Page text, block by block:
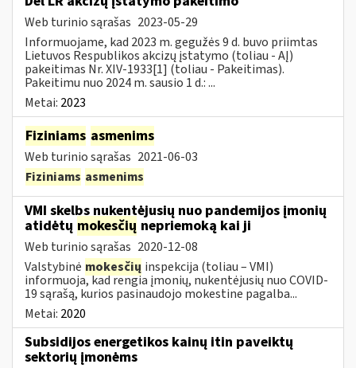
Web turinio sąrašas 2023-05-29
Informuojame, kad 2023 m. gegužės 9 d. buvo priimtas
Lietuvos Respublikos akcizų įstatymo (toliau - AĮ)
pakeitimas Nr. XIV-1933[1] (toliau - Pakeitimas).
Pakeitimu nuo 2024 m. sausio 1 d.: ...
Metai: 2023
Fiziniams asmenims
Web turinio sąrašas 2021-06-03
Fiziniams asmenims
VMI skelbs nukentėjusių nuo pandemijos įmonių
atidėtų mokesčių nepriemoką kai ji
Web turinio sąrašas 2020-12-08
Valstybinė mokesčių inspekcija (toliau – VMI)
informuoja, kad rengia įmonių, nukentėjusių nuo COVID-
19 sąrašą, kurios pasinaudojo mokestine pagalba...
Metai: 2020
Subsidijos energetikos kainų itin paveiktų
sektorių įmonėms